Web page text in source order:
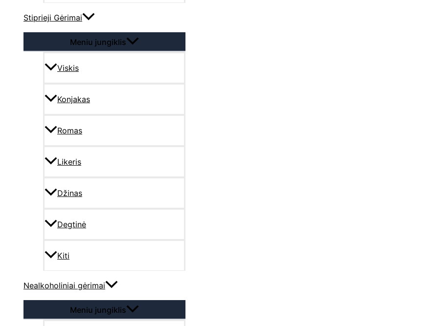
Stiprieji Gėrimai
Meniu jungiklis
Viskis
Konjakas
Romas
Likeris
Džinas
Degtinė
Kiti
Nealkoholiniai gėrimai
Meniu jungiklis